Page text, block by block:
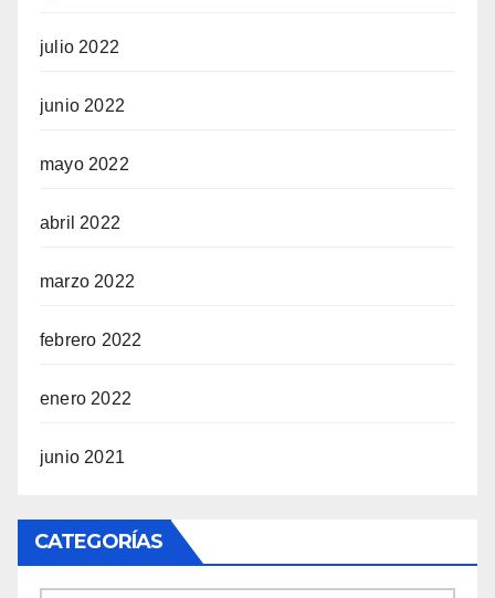
julio 2022
junio 2022
mayo 2022
abril 2022
marzo 2022
febrero 2022
enero 2022
junio 2021
CATEGORÍAS